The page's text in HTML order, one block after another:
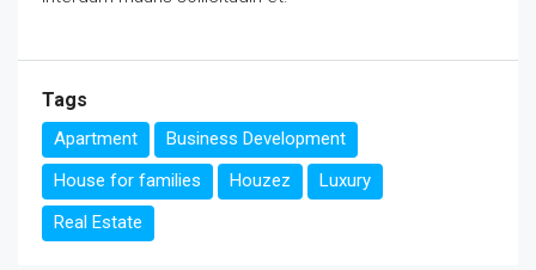
Tags
Apartment
Business Development
House for families
Houzez
Luxury
Real Estate